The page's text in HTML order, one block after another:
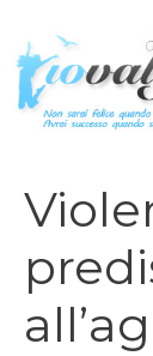
contenuto